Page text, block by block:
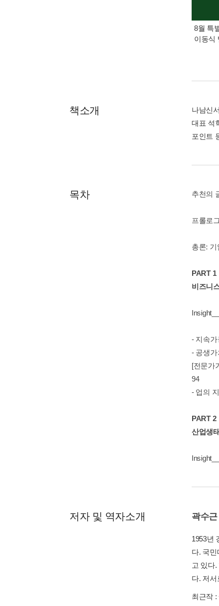
8월 특
이동식
책소개
나남신
대표 석
포인트
목차 추천의
프롤로
총론:
PART 1
비즈니
- 지속
- 공생가
[전문가
94
- 업의
PART 2
산업생
저자 및 역자소개 곽수근
1953년
다. 국
고 있다
다. 저
최근작 :